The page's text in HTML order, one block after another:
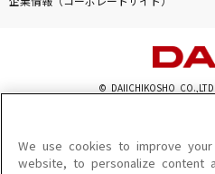
© DAIICHIKOSHO
このサイトに掲載されている一切の文章・
を問わず、著作権法の定める範囲を超えて無
を禁じます。
We use cookies to improve
website, to personalize content